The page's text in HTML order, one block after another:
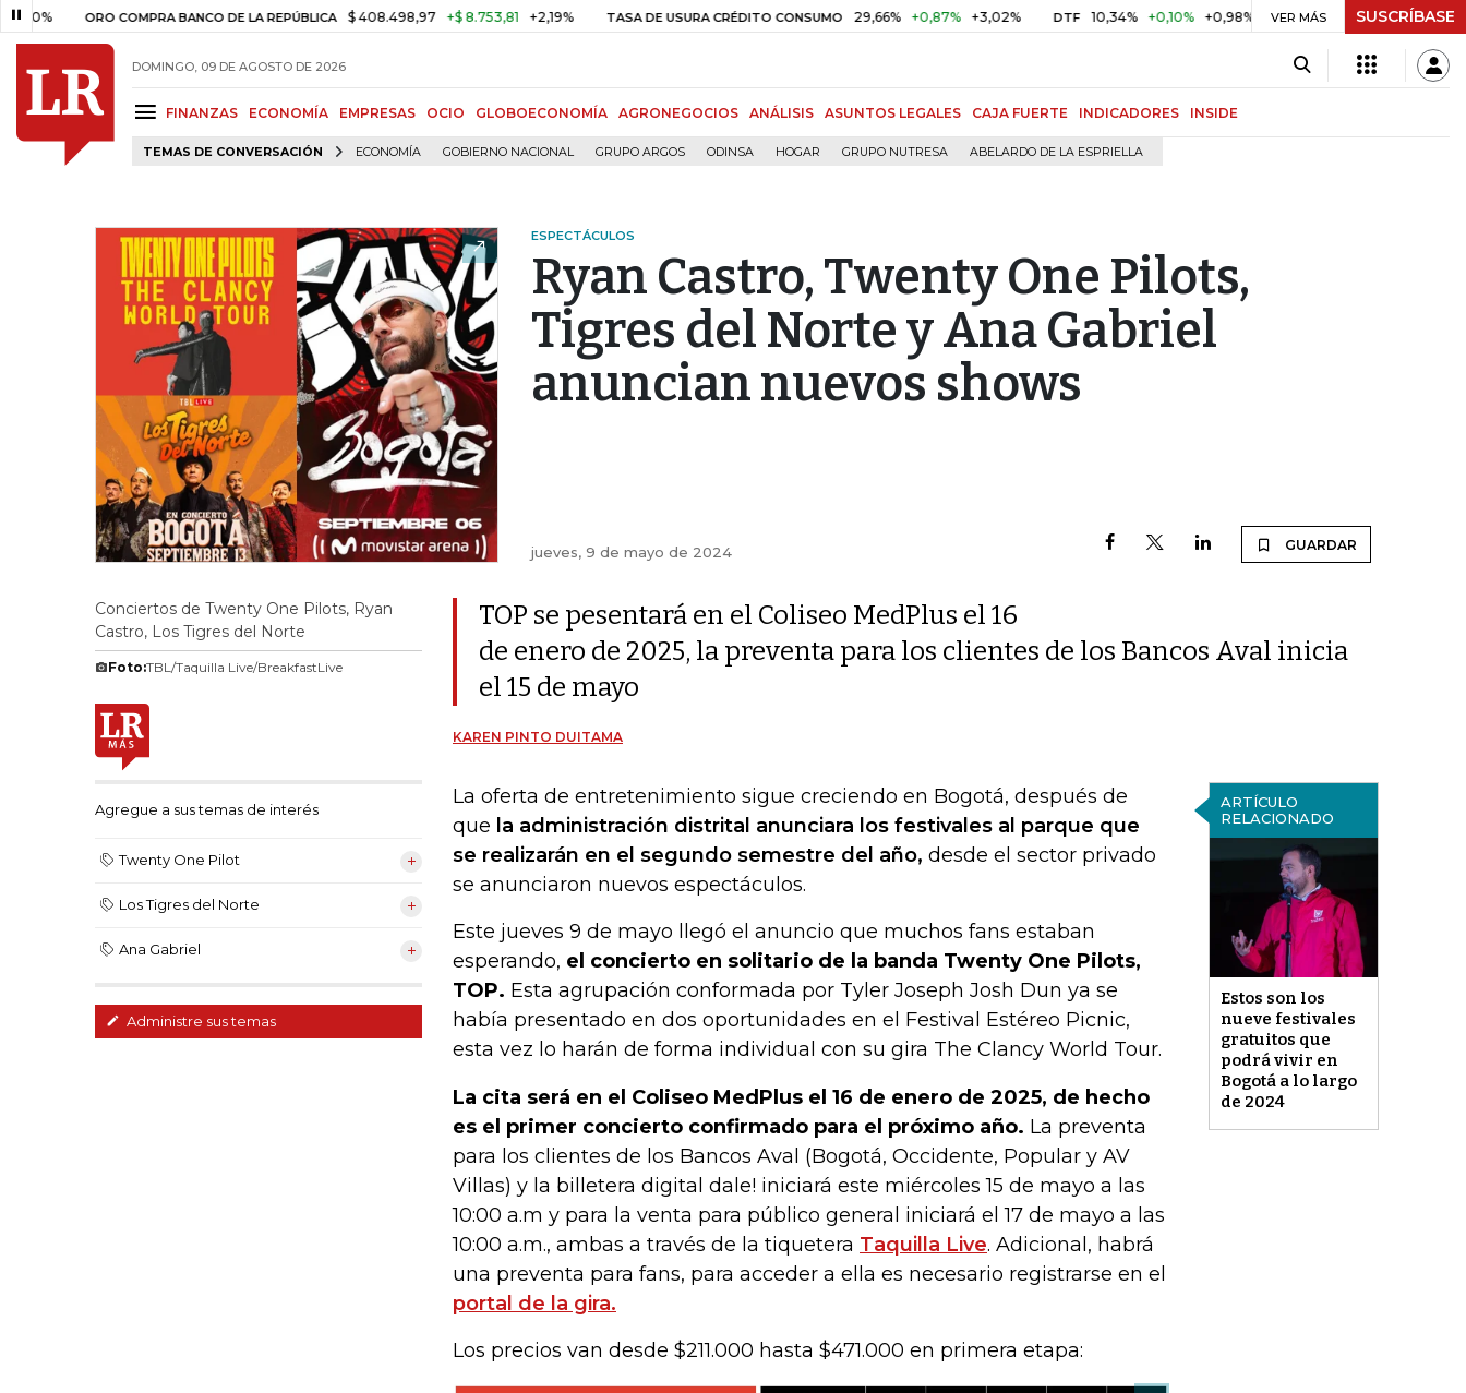
ORO COMPRA BANCO DE LA REPÚBLICA $ 408.498,97 +$ 8.753,81 +2,19% TASA DE USURA CRÉDITO CONSUMO 29,66% +0,87% +3,02% DTF 10,34% +0,10% +0,98% UVR $ 417,01 +$ 0,05 +0,01%
VER MÁS SUSCRÍBASE
DOMINGO, 09 DE AGOSTO DE 2026
FINANZAS ECONOMÍA EMPRESAS OCIO GLOBOECONOMÍA AGRONEGOCIOS ANÁLISIS ASUNTOS LEGALES CAJA FUERTE INDICADORES INSIDE
TEMAS DE CONVERSACIÓN ECONOMÍA GOBIERNO NACIONAL GRUPO ARGOS ODINSA HOGAR GRUPO NUTRESA ABELARDO DE LA ESPRIELLA
ESPECTÁCULOS
Ryan Castro, Twenty One Pilots,
Tigres del Norte y Ana Gabriel
anuncian nuevos shows
jueves, 9 de mayo de 2024 GUARDAR
Conciertos de Twenty One Pilots, Ryan
Castro, Los Tigres del Norte
Foto:TBL/Taquilla Live/BreakfastLive
Agregue a sus temas de interés
Twenty One Pilot
Los Tigres del Norte
Ana Gabriel
Administre sus temas
TOP se pesentará en el Coliseo MedPlus el 16
de enero de 2025, la preventa para los clientes de los Bancos Aval inicia
el 15 de mayo
KAREN PINTO DUITAMA
ARTÍCULO
RELACIONADO
Estos son los
nueve festivales
gratuitos que
podrá vivir en
Bogotá a lo largo
de 2024
La oferta de entretenimiento sigue creciendo en Bogotá, después de
que la administración distrital anunciara los festivales al parque que
se realizarán en el segundo semestre del año, desde el sector privado
se anunciaron nuevos espectáculos.
Este jueves 9 de mayo llegó el anuncio que muchos fans estaban
esperando, el concierto en solitario de la banda Twenty One Pilots,
TOP. Esta agrupación conformada por Tyler Joseph Josh Dun ya se
había presentado en dos oportunidades en el Festival Estéreo Picnic,
esta vez lo harán de forma individual con su gira The Clancy World Tour.
La cita será en el Coliseo MedPlus el 16 de enero de 2025, de hecho
es el primer concierto confirmado para el próximo año. La preventa
para los clientes de los Bancos Aval (Bogotá, Occidente, Popular y AV
Villas) y la billetera digital dale! iniciará este miércoles 15 de mayo a las
10:00 a.m y para la venta para público general iniciará el 17 de mayo a las
10:00 a.m., ambas a través de la tiquetera Taquilla Live. Adicional, habrá
una preventa para fans, para acceder a ella es necesario registrarse en el
portal de la gira.
Los precios van desde $211.000 hasta $471.000 en primera etapa: